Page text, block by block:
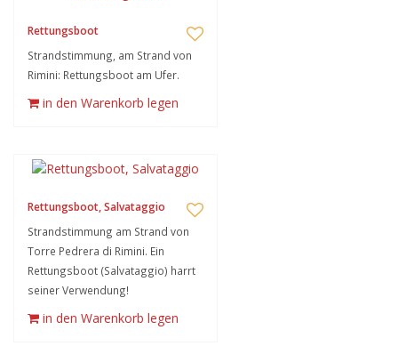
Rettungsboot
Strandstimmung, am Strand von
Rimini: Rettungsboot am Ufer.
in den Warenkorb legen
Rettungsboot, Salvataggio
Strandstimmung am Strand von
Torre Pedrera di Rimini. Ein
Rettungsboot (Salvataggio) harrt
seiner Verwendung!
in den Warenkorb legen